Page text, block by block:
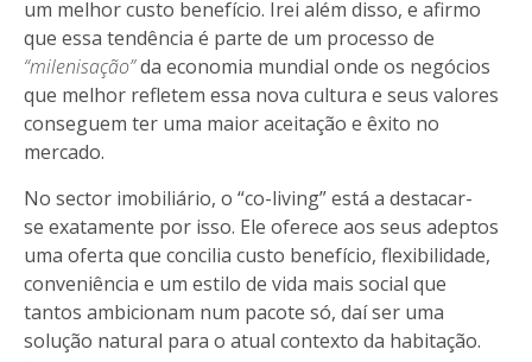
um melhor custo benefício. Irei além disso, e afirmo
que essa tendência é parte de um processo de
“milenisação”da economia mundial onde os negócios
que melhor refletem essa nova cultura e seus valores
conseguem ter uma maior aceitação e êxito no
mercado.
No sector imobiliário, o “co-living” está a destacar-
se exatamente por isso. Ele oferece aos seus adeptos
uma oferta que concilia custo benefício, flexibilidade,
conveniência e um estilo de vida mais social que
tantos ambicionam num pacote só, daí ser uma
solução natural para o atual contexto da habitação.